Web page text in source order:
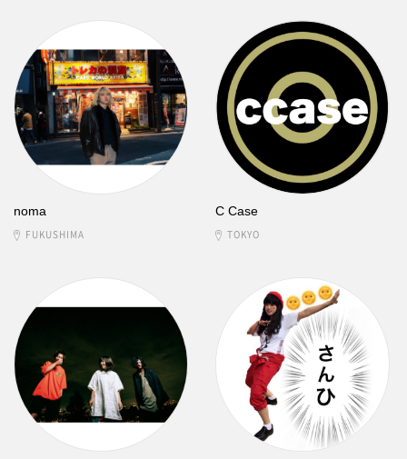
noma
FUKUSHIMA
C Case
TOKYO